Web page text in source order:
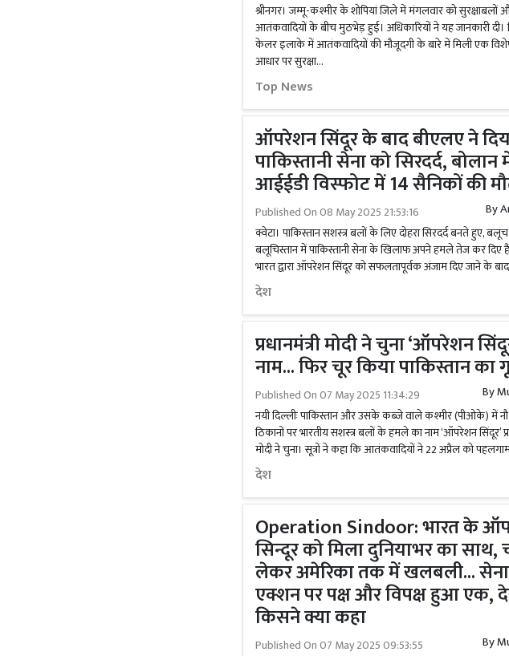
श्रीनगर। जम्मू-कश्मीर के शोपियां जिले में मंगलवार को सुरक्षाबलों
आतंकवादियों के बीच मुठभेड़ हुई। अधिकारियों ने यह जानकारी
केलर इलाके में आतंकवादियों की मौजूदगी के बारे में मिली एक
आधार पर सुरक्षा...
Top News
ऑपरेशन सिंदूर के बाद बीएलए ने
पाकिस्तानी सेना को सिरदर्द, बोलान
आईईडी विस्फोट में 14 सैनिकों की
Published On08 May 2025 21:53:16 By
क्वेटा। पाकिस्तान सशस्त्र बलों के लिए दोहरा सिरदर्द बनते हुए,
बलूचिस्तान में पाकिस्तानी सेना के खिलाफ अपने हमले तेज कर दिए
भारत द्वारा ऑपरेशन सिंदूर को सफलतापूर्वक अंजाम दिए जाने के
देश
प्रधानमंत्री मोदी ने चुना ‘ऑपरेशन
नाम... फिर चूर किया पाकिस्तान का
Published On07 May 2025 11:34:29 By
नयी दिल्लीः पाकिस्तान और उसके कब्जे वाले कश्मीर (पीओके) में
ठिकानों पर भारतीय सशस्त्र बलों के हमले का नाम ‘ऑपरेशन सिंदूर’
मोदी ने चुना। सूत्रों ने कहा कि आतंकवादियों ने 22 अप्रैल को
देश
Operation Sindoor: भारत के
सिन्दूर को मिला दुनियाभर का साथ,
लेकर अमेरिका तक में खलबली...
एक्शन पर पक्ष और विपक्ष हुआ एक,
किसने क्या कहा
Published On07 May 2025 09:53:55 By